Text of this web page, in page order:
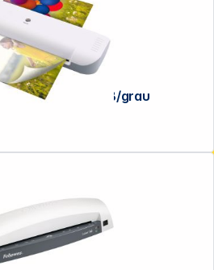
Olympia A 210 DIN A4 Laminiergerät weiß/grau